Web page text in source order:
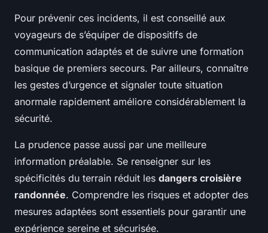
Pour prévenir ces incidents, il est conseillé aux
voyageurs de s’équiper de dispositifs de
communication adaptés et de suivre une formation
basique de premiers secours. Par ailleurs, connaître
les gestes d’urgence et signaler toute situation
anormale rapidement améliore considérablement la
sécurité.
La prudence passe aussi par une meilleure
information préalable. Se renseigner sur les
spécificités du terrain réduit les dangers croisière
randonnée. Comprendre les risques et adopter des
mesures adaptées sont essentiels pour garantir une
expérience sereine et sécurisée.